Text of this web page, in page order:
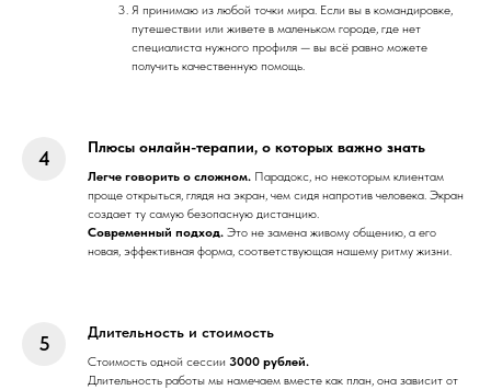
Я принимаю из любой точки мира. Если вы в командировке,
путешествии или живете в маленьком городе, где нет
специалиста нужного профиля — вы всё равно можете
получить качественную помощь.
Плюсы онлайн-терапии, о которых важно знать
Легче говорить о сложном. Парадокс, но некоторым клиентам
проще открыться, глядя на экран, чем сидя напротив человека. Экран
создает ту самую безопасную дистанцию.
Современный подход. Это не замена живому общению, а его
новая, эффективная форма, соответствующая нашему ритму жизни.
Длительность и стоимость
Стоимость одной сессии 3000 рублей.
Длительность работы мы намечаем вместе как план, она зависит от